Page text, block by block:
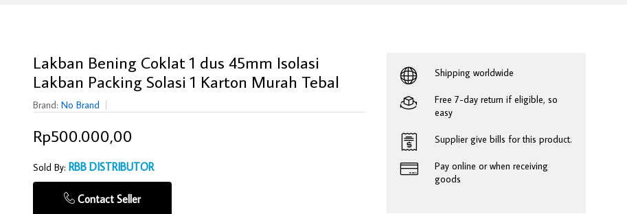
Lakban Bening Coklat 1 dus 45mm Isolasi
Lakban Packing Solasi 1 Karton Murah Tebal
Brand: No Brand
Rp500.000,00
Sold By: RBB DISTRIBUTOR
Contact Seller
Shipping worldwide
Free 7-day return if eligible, so
easy
Supplier give bills for this product.
Pay online or when receiving
goods